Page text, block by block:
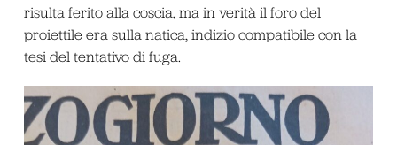
risulta ferito alla coscia, ma in verità il foro del
proiettile era sulla natica, indizio compatibile con la
tesi del tentativo di fuga.